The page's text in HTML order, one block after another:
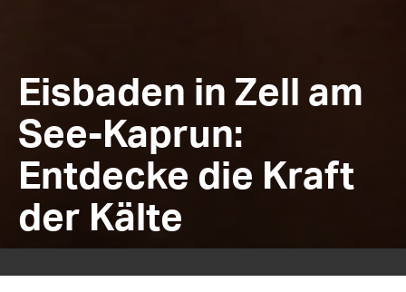
Eisbaden in Zell am
See-Kaprun:
Entdecke die Kraft
der Kälte